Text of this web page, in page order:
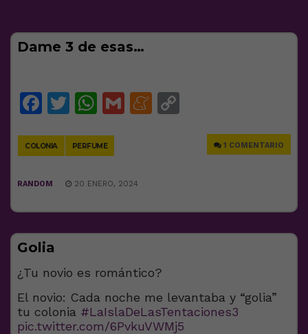
Dame 3 de esas…
Facebook
Twitter
WhatsApp
GmailMeneame
COLONIA PERFUME 1 COMENTARIO
RANDOM 20 ENERO, 2024
Golia
¿Tu novio es romántico?
El novio: Cada noche me levantaba y “golia”
tu colonia #LaIslaDeLasTentaciones3
pic.twitter.com/6PvkuVWMj5